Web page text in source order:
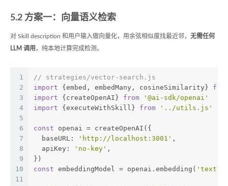
5.2 方案一：向量语义检索
对 Skill description 和用户输入做向量化，用余弦相似度找最近邻， 无需任何
LLM 调用 ，纯本地计算完成检测。
1
2
3
4
5
6
7
8
9
10
11
// strategies/vector-search.js
import {embed, embedMany, cosineSimilarity}
import {createOpenAI} from
'@ai-sdk/openai'
import {executeWithSkill} from '../utils.js'
const openai = createOpenAI({
  baseURL:
'http://localhost:3001' ,
  apiKey:
'no-key' ,
})
const embeddingModel = openai.embedding( 'text-